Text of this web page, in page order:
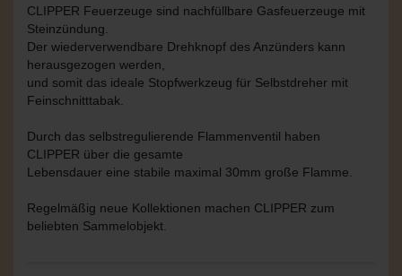
CLIPPER Feuerzeuge sind nachfüllbare Gasfeuerzeuge mit
Steinzündung.
Der wiederverwendbare Drehknopf des Anzünders kann
herausgezogen werden,
und somit das ideale Stopfwerkzeug für Selbstdreher mit
Feinschnitttabak.
Durch das selbstregulierende Flammenventil haben
CLIPPER über die gesamte
Lebensdauer eine stabile maximal 30mm große Flamme.
Regelmäßig neue Kollektionen machen CLIPPER zum
beliebten Sammelobjekt.